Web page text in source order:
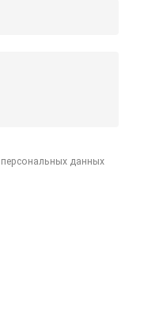
персональных данных